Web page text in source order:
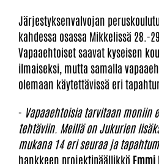
Järjestyksenvalvojan
kahdessa osassa Mikkelissä 28.-
Vapaaehtoiset saavat kyseisen
ilmaiseksi, mutta samalla
olemaan käytettävissä eri
- Vapaaehtoisia tarvitaan moniin
tehtäviin. Meillä on Jukurien
mukana 14 eri seuraa ja
hankkeen projektipäällikkö